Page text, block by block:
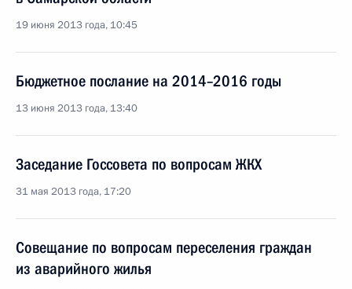
19 июня 2013 года, 10:45
Бюджетное послание на 2014–2016 годы
13 июня 2013 года, 13:40
Заседание Госсовета по вопросам ЖКХ
31 мая 2013 года, 17:20
Совещание по вопросам переселения граждан
из аварийного жилья